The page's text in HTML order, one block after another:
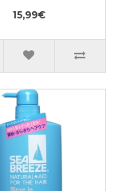
15,99€